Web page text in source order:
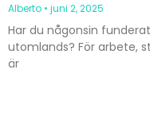
Alberto juni 2, 2025
Har du någonsin
utomlands? För arbete,
är